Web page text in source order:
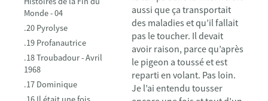
Monde - 04
.20 Pyrolyse
.19 Profanautrice
.18 Troubadour - Avril
1968
.17 Dominique
aussi que ça transportait
des maladies et qu’il fallait
pas le toucher. Il devait
avoir raison, parce qu’après
le pigeon a toussé et est
reparti en volant. Pas loin.
Je l’ai entendu tousser